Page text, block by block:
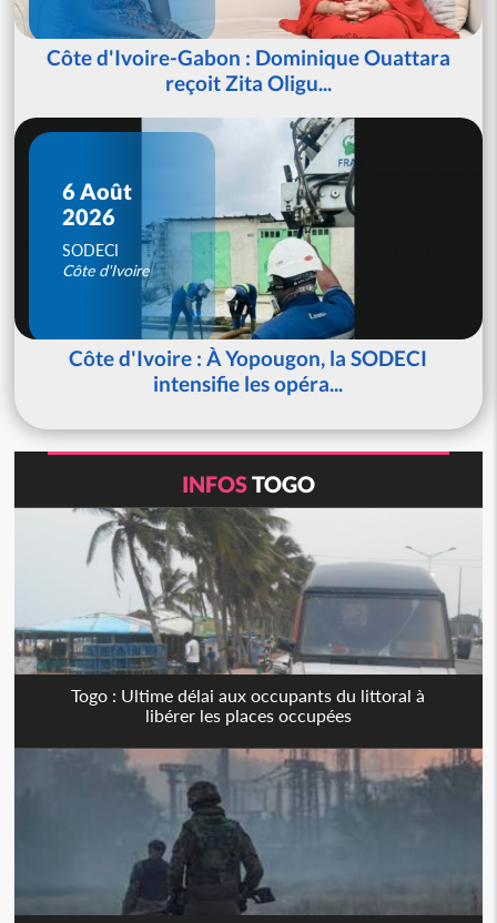
Côte d'Ivoire-Gabon : Dominique Ouattara
reçoit Zita Oligu...
6 Août
2026
SODECI
Côte d'Ivoire
Côte d'Ivoire : À Yopougon, la SODECI
intensifie les opéra...
INFOSTOGO
Togo : Ultime délai aux occupants du littoral à
libérer les places occupées